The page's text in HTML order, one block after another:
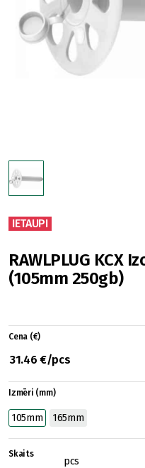
IETAUPI
RAWLPLUG KCX
(105mm 250gb)
Cena (€)
31.46 €/pcs
Izmēri (mm)
105mm 165mm
Skaits
pcs